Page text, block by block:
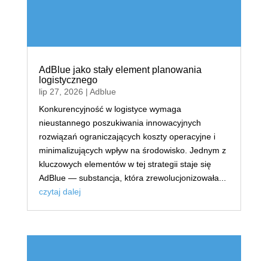
AdBlue jako stały element planowania
logistycznego
lip 27, 2026 | Adblue
Konkurencyjność w logistyce wymaga
nieustannego poszukiwania innowacyjnych
rozwiązań ograniczających koszty operacyjne i
minimalizujących wpływ na środowisko. Jednym z
kluczowych elementów w tej strategii staje się
AdBlue — substancja, która zrewolucjonizowała...
czytaj dalej